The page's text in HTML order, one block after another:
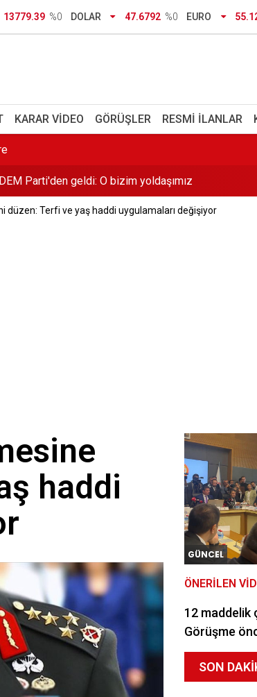
13779.39 %0 DOLAR 47.6792 %0 EURO
KARAR VIDEO GÖRÜŞLER RESMI İLANLAR
öğretmen için karar: Ödül beklerken ceza geldi
Parti'den geldi: O bizim yoldaşımız
destek
çoğunlukla erkek vekiller konuştu
düzen: Terfi ve yaş haddi uygulamaları değişiyor
haddi
GÜNCEL
ÖNERILEN
12 maddelik
Görüşme
SON